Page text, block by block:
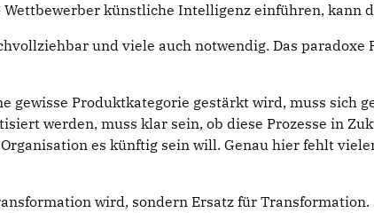
künstliche Intelligenz einführen, kann
und viele auch notwendig. Das
gewisse Produktkategorie gestärkt wird, muss sich
werden, muss klar sein, ob diese Prozesse in
es künftig sein will. Genau hier fehlt
wird, sondern Ersatz für